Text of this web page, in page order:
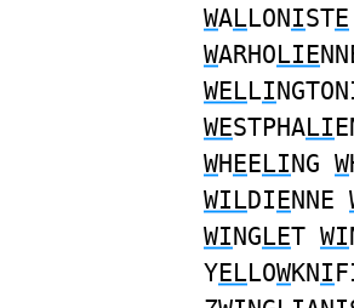
WALLONISTE
WARHOLIE
WELLI
WESTPHALI
WHEELING W
WILDIENNE
WINGLET WI
YELLOWKNI